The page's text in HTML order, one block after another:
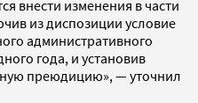
внести изменения в части
из диспозиции условие
административного
года, и установив
преюдицию», — уточнил